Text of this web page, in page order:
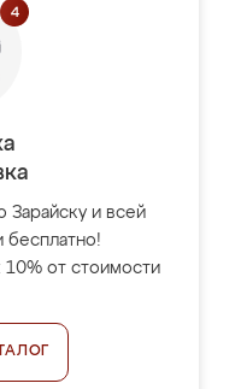
Зарайску и всей
бесплатно!
от стоимости